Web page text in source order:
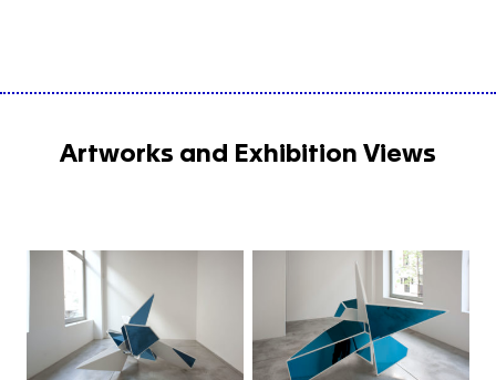
Artworks and Exhibition Views